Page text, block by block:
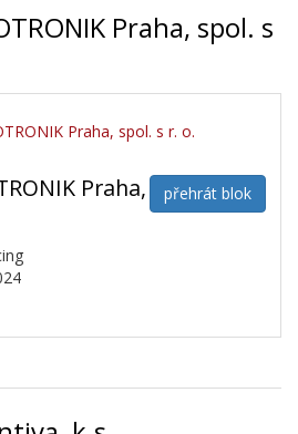
Praha, spol. s
přehrát blok
Praha,